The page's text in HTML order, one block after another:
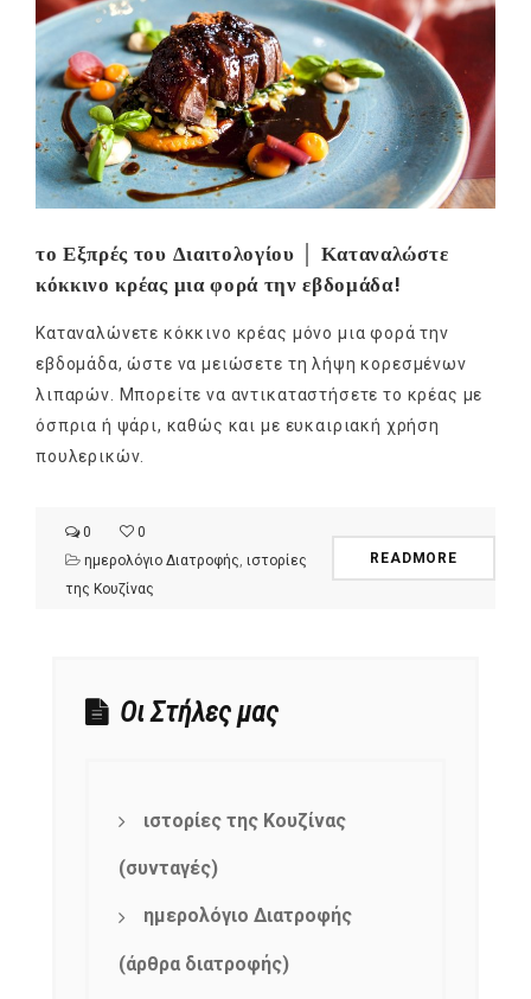
το Εξπρές του Διαιτολογίου │ Καταναλώστε
κόκκινο κρέας μια φορά την εβδομάδα!
Καταναλώνετε κόκκινο κρέας μόνο μια φορά την
εβδομάδα, ώστε να μειώσετε τη λήψη κορεσμένων
λιπαρών. Μπορείτε να αντικαταστήσετε το κρέας με
όσπρια ή ψάρι, καθώς και με ευκαιριακή χρήση
πουλερικών.
0
0
ημερολόγιο Διατροφής ιστορίες
της Κουζίνας
READMORE
Οι Στήλες μας
ιστορίες της Κουζίνας
(συνταγές)
ημερολόγιο Διατροφής
(άρθρα διατροφής)